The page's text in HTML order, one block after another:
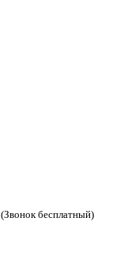
(Звонок бесплатный)